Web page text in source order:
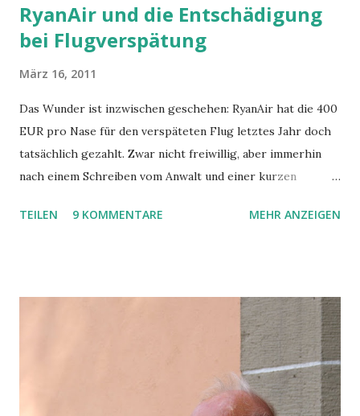
RyanAir und die Entschädigung
bei Flugverspätung
März 16, 2011
Das Wunder ist inzwischen geschehen: RyanAir hat die 400
EUR pro Nase für den verspäteten Flug letztes Jahr doch
tatsächlich gezahlt. Zwar nicht freiwillig, aber immerhin
nach einem Schreiben vom Anwalt und einer kurzen
Flug von Fuerteventura nach Hahn flog erst ca. 7 Stunden
und Essensgutscheine (5 EUR/Nase!! am Flughafen also
fast etwas zu Essen ODER etwas zu Trinken!) verteilt,
ansonsten blieben aber die Informationen über Gründe für
die Verspätung oder deren Länge spärlich. Nachdem dann
die Ersatzmaschine aus Heathrow und eine Standby-Crew
TEILEN 9 KOMMENTARE MEHR ANZEIGEN